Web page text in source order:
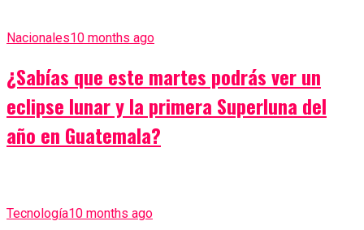
Nacionales10 months ago
¿Sabías que este martes podrás ver un
eclipse lunar y la primera Superluna del
año en Guatemala?
Tecnología10 months ago